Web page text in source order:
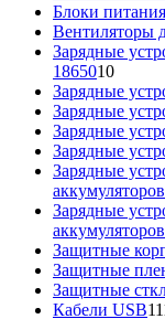
Блоки
Вентиляторы
Зарядные
186501010
Зарядные
Зарядные
Зарядные
Зарядные
Зарядные
Зарядные
Защитные
Защитные
Защитные
Кабели USB